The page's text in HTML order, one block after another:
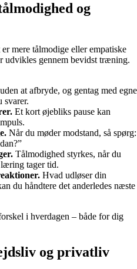
og
mere tålmodige eller empatiske
udvikles gennem bevidst træning.
at afbryde, og gentag med egne
svarer.
Et kort øjebliks pause kan
Når du møder modstand, så spørg:
Tålmodighed styrkes, når du
tager tid.
Hvad udløser din
du håndtere det anderledes næste
i hverdagen – både for dig
og privatliv